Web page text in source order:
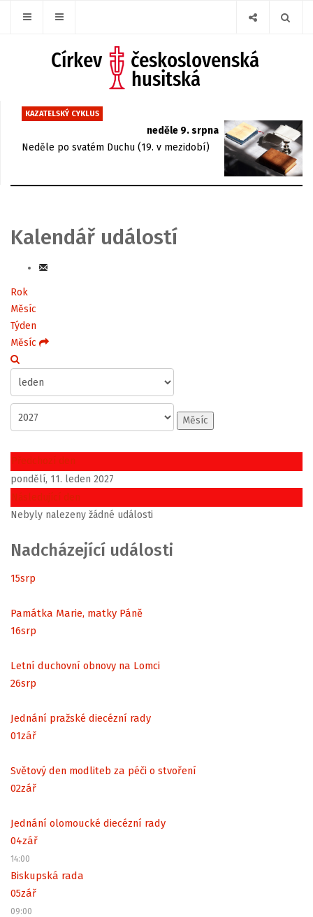
KAZATELSKÝ CYKLUS
neděle 9. srpna
Neděle po svatém Duchu (19. v mezidobí)
Kalendář událostí
Rok
Měsíc
Týden
Měsíc
Měsíc
Předchozí den
pondělí, 11. leden 2027
Následující den
Nebyly nalezeny žádné události
Nadcházející události
15srp
Památka Marie, matky Páně
16srp
Letní duchovní obnovy na Lomci
26srp
Jednání pražské diecézní rady
01zář
Světový den modliteb za péči o stvoření
02zář
Jednání olomoucké diecézní rady
04zář
14:00
Biskupská rada
05zář
09:00